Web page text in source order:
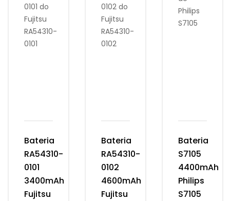
Bateria
RA54310-
0101
3400mAh
Fujitsu
Bateria
RA54310-
0102
4600mAh
Fujitsu
Bateria
S7105
4400mAh
Philips
S7105